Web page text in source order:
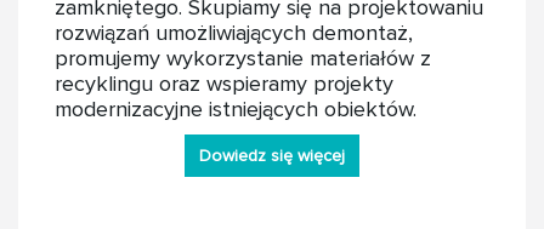
zamkniętego. Skupiamy się na projektowaniu
rozwiązań umożliwiających demontaż,
promujemy wykorzystanie materiałów z
recyklingu oraz wspieramy projekty
modernizacyjne istniejących obiektów.
Dowiedz się więcej